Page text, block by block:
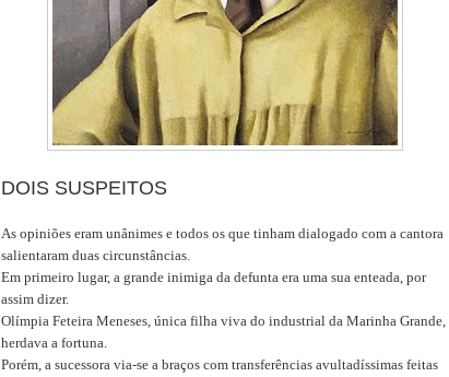
DOIS SUSPEITOS
As opiniões eram unânimes e todos os que tinham dialogado com a cantora
salientaram duas circunstâncias.
Em primeiro lugar, a grande inimiga da defunta era uma sua enteada, por
assim dizer.
Olímpia Feteira Meneses, única filha viva do industrial da Marinha Grande,
herdava a fortuna.
Porém, a sucessora via-se a braços com transferências avultadíssimas feitas